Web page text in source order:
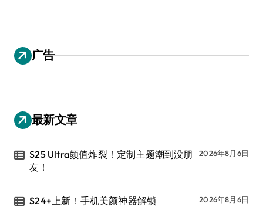
广告
最新文章
S25 Ultra颜值炸裂！定制主题潮到没朋
友！
2026年8月6日
S24+上新！手机美颜神器解锁 2026年8月6日